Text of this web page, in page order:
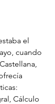
el
cuando
Cálculo